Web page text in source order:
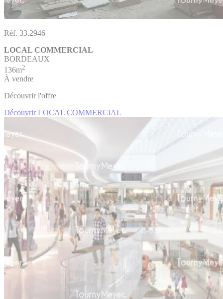
Réf. 33.2946
LOCAL COMMERCIAL
BORDEAUX
136m2
À vendre
Découvrir l'offre
Découvrir LOCAL COMMERCIAL